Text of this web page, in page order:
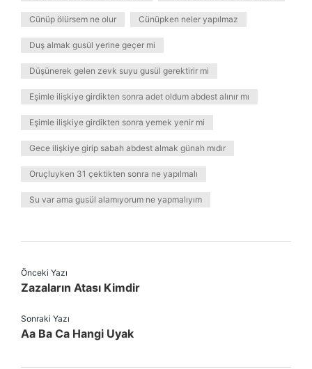
Cünüp ölürsem ne olur Cünüpken neler yapılmaz
Duş almak gusül yerine geçer mi
Düşünerek gelen zevk suyu gusül gerektirir mi
Eşimle ilişkiye girdikten sonra adet oldum abdest alınır mı
Eşimle ilişkiye girdikten sonra yemek yenir mi
Gece ilişkiye girip sabah abdest almak günah mıdır
Oruçluyken 31 çektikten sonra ne yapılmalı
Su var ama gusül alamıyorum ne yapmalıyım
Önceki Yazı
Zazaların Atası Kimdir
Sonraki Yazı
Aa Ba Ca Hangi Uyak